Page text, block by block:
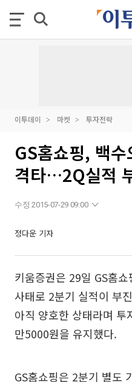
이투데이 마켓 투자전략
GS홈쇼핑, 백
격타…2Q실적
수정 2015-07-29 09:00
정다운 기자
키움증권은 29일 GS홈
사태로 2분기 실적이 부
아직 양호한 상태라며 투
만5000원을 유지했다.
GS홈쇼핑은 2분기 별도